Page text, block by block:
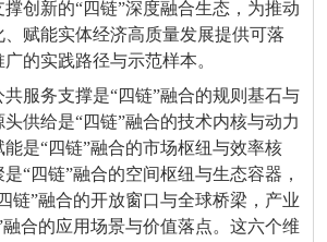
创新的“四链”深度融合生态，为推动
赋能实体经济高质量发展提供可落
的实践路径与示范样本。
服务支撑是“四链”融合的规则基石与
供给是“四链”融合的技术内核与动力
是“四链”融合的市场枢纽与效率核
“四链”融合的空间枢纽与生态容器，
链”融合的开放窗口与全球桥梁，产业
融合的应用场景与价值落点。这六个维